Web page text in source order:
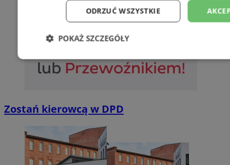
Zostań kierowcą w DPD
ODRZUĆ WSZYSTKIE
POKAŻ SZCZEGÓŁY
Niezbędne Wydajność